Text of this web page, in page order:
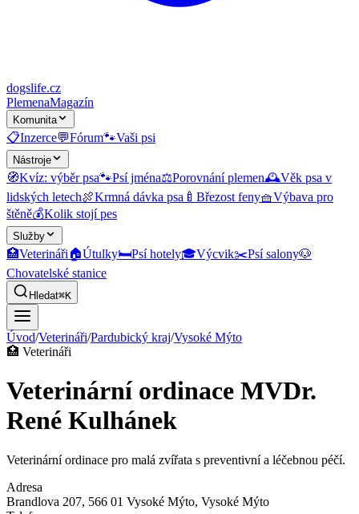
dogslife.cz
PlemenaMagazín
Komunita
📋Inzerce💬Fórum🐾Vaši psi
Nástroje
🧭Kvíz: výběr psa🐾Psí jména⚖️Porovnání plemen🕰️Věk psa v
lidských letech🍖Krmná dávka psa 🍼 Březost feny🧺Výbava pro
štěně💰Kolik stojí pes
Služby
🏥Veterináři🏠Útulky🛏️Psí hotely🎓Výcvik✂️Psí salony🐶
Chovatelské stanice
Hledat⌘K
Úvod/Veterináři/Pardubický kraj/Vysoké Mýto
🏥 Veterináři
Veterinární ordinace MVDr.
René Kulhánek
Veterinární ordinace pro malá zvířata s preventivní a léčebnou péčí.
Adresa
Brandlova 207, 566 01 Vysoké Mýto, Vysoké Mýto